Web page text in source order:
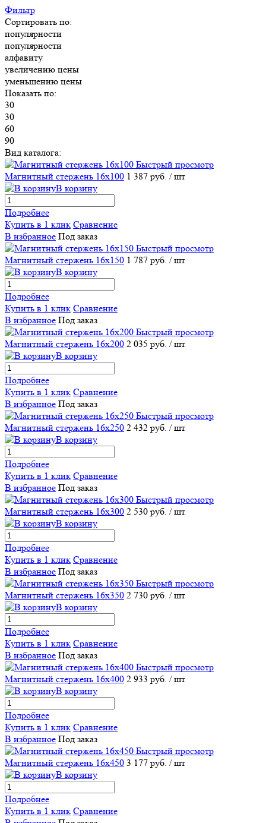
Фильтр
Сортировать по:
популярности
популярности
алфавиту
увеличению цены
уменьшению цены
Показать по:
30
30
60
90
Вид каталога:
Быстрый просмотр
Магнитный стержень 16х100 1 387 руб. / шт
В корзину
Подробнее
Купить в 1 клик Сравнение
В избранное Под заказ
Быстрый просмотр
Магнитный стержень 16х150 1 787 руб. / шт
В корзину
Подробнее
Купить в 1 клик Сравнение
В избранное Под заказ
Быстрый просмотр
Магнитный стержень 16х200 2 035 руб. / шт
В корзину
Подробнее
Купить в 1 клик Сравнение
В избранное Под заказ
Быстрый просмотр
Магнитный стержень 16х250 2 432 руб. / шт
В корзину
Подробнее
Купить в 1 клик Сравнение
В избранное Под заказ
Быстрый просмотр
Магнитный стержень 16х300 2 530 руб. / шт
В корзину
Подробнее
Купить в 1 клик Сравнение
В избранное Под заказ
Быстрый просмотр
Магнитный стержень 16х350 2 730 руб. / шт
В корзину
Подробнее
Купить в 1 клик Сравнение
В избранное Под заказ
Быстрый просмотр
Магнитный стержень 16х400 2 933 руб. / шт
В корзину
Подробнее
Купить в 1 клик Сравнение
В избранное Под заказ
Быстрый просмотр
Магнитный стержень 16х450 3 177 руб. / шт
В корзину
Подробнее
Купить в 1 клик Сравнение